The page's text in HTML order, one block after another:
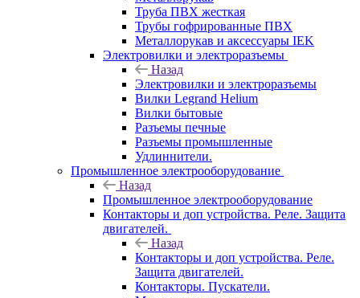
Труба ПВХ жесткая
Трубы гофрированные ПВХ
Металлорукав и аксессуары IEK
Электровилки и электроразъемы
Назад
Электровилки и электроразъемы
Вилки Legrand Helium
Вилки бытовые
Разъемы печные
Разъемы промышленные
Удлиннители.
Промышленное электрооборудование
Назад
Промышленное электрооборудование
Контакторы и доп устройства. Реле. Защита
двигателей.
Назад
Контакторы и доп устройства. Реле.
Защита двигателей.
Контакторы. Пускатели.